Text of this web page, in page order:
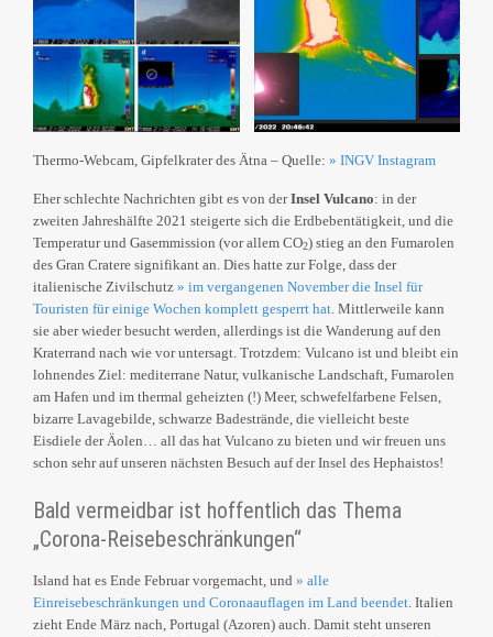
Thermo-Webcam, Gipfelkrater des Ätna – Quelle: » INGV Instagram
Eher schlechte Nachrichten gibt es von derInsel Vulcano: in der
zweiten Jahreshälfte 2021 steigerte sich die Erdbebentätigkeit, und die
Temperatur und Gasemmission (vor allem CO2) stieg an den Fumarolen
des Gran Cratere signifikant an. Dies hatte zur Folge, dass der
italienische Zivilschutz » im vergangenen November die Insel für
Touristen für einige Wochen komplett gesperrt hat. Mittlerweile kann
sie aber wieder besucht werden, allerdings ist die Wanderung auf den
Kraterrand nach wie vor untersagt. Trotzdem: Vulcano ist und bleibt ein
lohnendes Ziel: mediterrane Natur, vulkanische Landschaft, Fumarolen
am Hafen und im thermal geheizten (!) Meer, schwefelfarbene Felsen,
bizarre Lavagebilde, schwarze Badestrände, die vielleicht beste
Eisdiele der Äolen… all das hat Vulcano zu bieten und wir freuen uns
schon sehr auf unseren nächsten Besuch auf der Insel des Hephaistos!
Bald vermeidbar ist hoffentlich das Thema
„Corona-Reisebeschränkungen“
Island hat es Ende Februar vorgemacht, und » alle
Einreisebeschränkungen und Coronaauflagen im Land beendet. Italien
zieht Ende März nach, Portugal (Azoren) auch. Damit steht unseren